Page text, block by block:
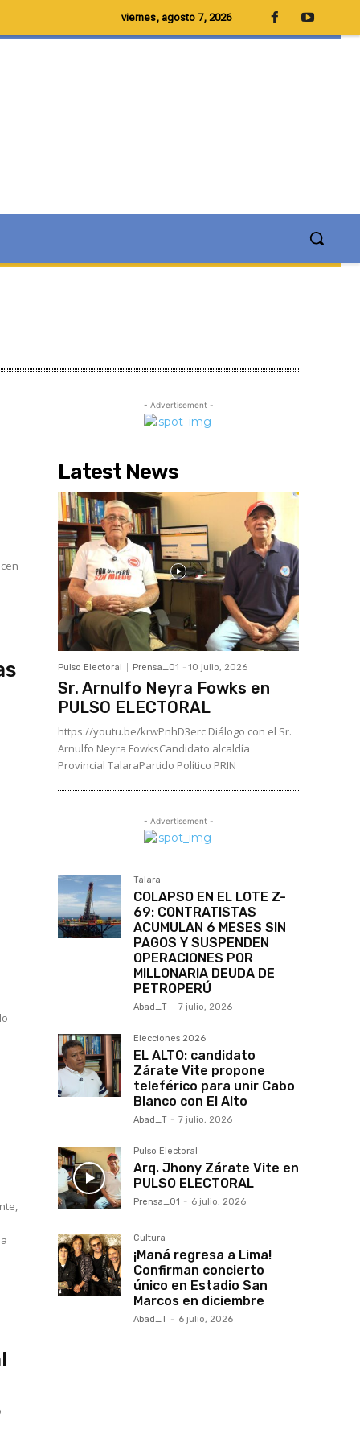
viernes, agosto 7, 2026
- Advertisement -
Latest News
Pulso Electoral Prensa_01 - 10 julio, 2026
Sr. Arnulfo Neyra Fowks en
PULSO ELECTORAL
https://youtu.be/krwPnhD3erc Diálogo con el Sr.
Arnulfo Neyra FowksCandidato alcaldía
Provincial TalaraPartido Político PRIN
- Advertisement -
Talara
COLAPSO EN EL LOTE Z-
69: CONTRATISTAS
ACUMULAN 6 MESES SIN
PAGOS Y SUSPENDEN
OPERACIONES POR
MILLONARIA DEUDA DE
PETROPERÚ
Abad_T - 7 julio, 2026
Elecciones 2026
EL ALTO: candidato
Zárate Vite propone
teleférico para unir Cabo
Blanco con El Alto
Abad_T - 7 julio, 2026
Pulso Electoral
Arq. Jhony Zárate Vite en
PULSO ELECTORAL
Prensa_01 - 6 julio, 2026
Cultura
¡Maná regresa a Lima!
Confirman concierto
único en Estadio San
Marcos en diciembre
Abad_T - 6 julio, 2026